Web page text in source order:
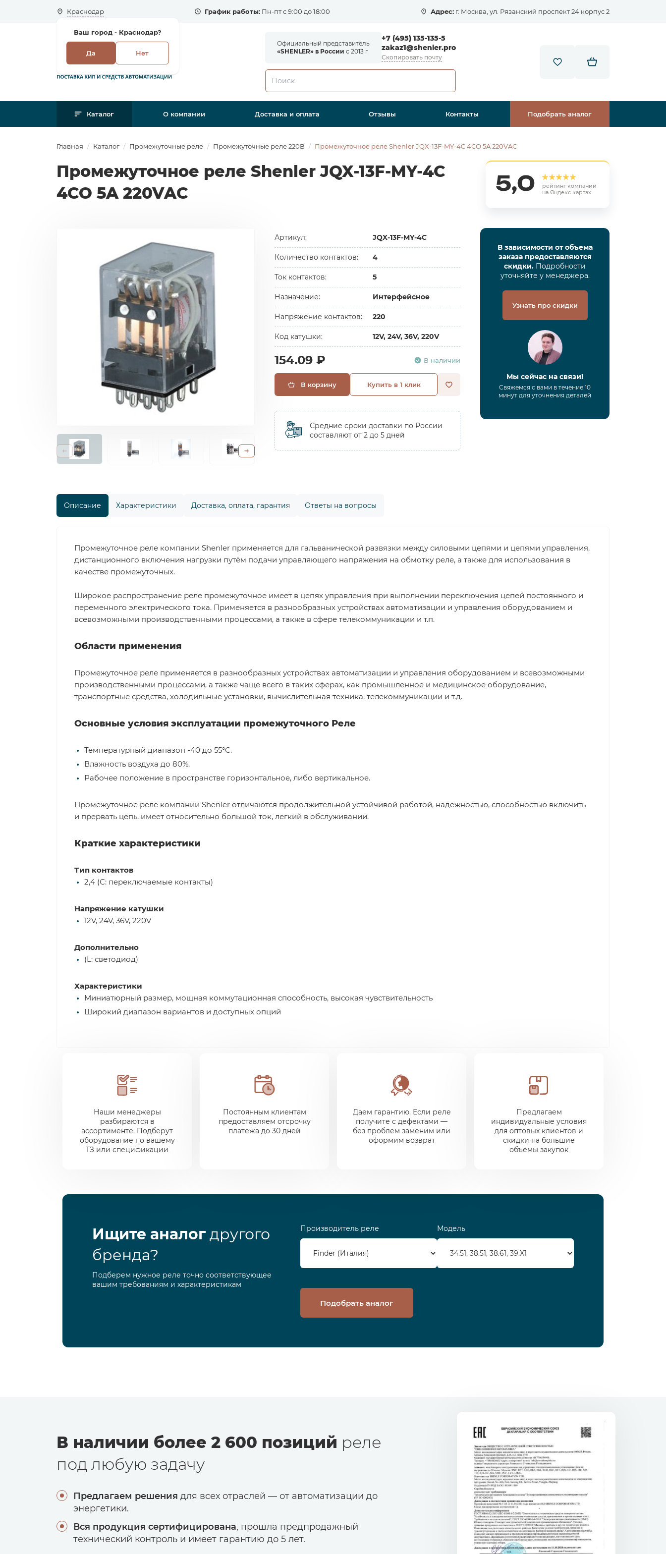
Краснодар
Ваш город - Краснодар?
Да Нет
График работы: Пн-пт с 9:00 до 18:00 Адрес: г. Москва, ул. Рязанский проспект 24 корпус 2
Официальный представитель
«SHENLER» в России с 2013 г
+7 (495) 135-135-5
zakaz1@shenler.pro
Скопировать почту
Каталог О компании Доставка и оплата Отзывы Контакты Подобрать аналог
Главная Каталог Промежуточные реле Промежуточные реле 220В Промежуточное реле Shenler JQX-13F-MY-4C 4СО 5A 220VAC
Промежуточное реле Shenler JQX-13F-MY-4C
4СО 5A 220VAC
5,0
рейтинг компании
на Яндекс картах
Артикул: JQX-13F-MY-4C
Количество контактов: 4
Ток контактов: 5
Назначение: Интерфейсное
Напряжение контактов: 220
Код катушки: 12V, 24V, 36V, 220V
154.09 ₽ В наличии
В корзину Купить в 1 клик
Средние сроки доставки по России
составляют от 2 до 5 дней
В зависимости от объема
заказа предоставляются
скидки. Подробности
уточняйте у менеджера.
Узнать про скидки
Мы сейчас на связи!
Свяжемся с вами в течение 10
минут для уточнения деталей
Описание Характеристики Доставка, оплата, гарантия Ответы на вопросы
Промежуточное реле компании Shenler применяется для гальванической развязки между силовыми цепями и цепями управления,
дистанционного включения нагрузки путём подачи управляющего напряжения на обмотку реле, а также для использования в
качестве промежуточных.
Широкое распространение реле промежуточное имеет в цепях управления при выполнении переключения цепей постоянного и
переменного электрического тока. Применяется в разнообразных устройствах автоматизации и управления оборудованием и
всевозможными производственными процессами, а также в сфере телекоммуникации и т.п.
Области применения
Промежуточное реле применяется в разнообразных устройствах автоматизации и управления оборудованием и всевозможными
производственными процессами, а также чаще всего в таких сферах, как промышленное и медицинское оборудование,
транспортные средства, холодильные установки, вычислительная техника, телекоммуникации и т.д.
Основные условия эксплуатации промежуточного Реле
Температурный диапазон -40 до 55°С.
Влажность воздуха до 80%.
Рабочее положение в пространстве горизонтальное, либо вертикальное.
Промежуточное реле компании Shenler отличаются продолжительной устойчивой работой, надежностью, способностью включить
и прервать цепь, имеет относительно большой ток, легкий в обслуживании.
Краткие характеристики
Тип контактов
2,4 (С: переключаемые контакты)
Напряжение катушки
12V, 24V, 36V, 220V
Дополнительно
(L: светодиод)
Характеристики
Миниатюрный размер, мощная коммутационная способность, высокая чувствительность
Широкий диапазон вариантов и доступных опций
Наши менеджеры
разбираются в
ассортименте. Подберут
оборудование по вашему
ТЗ или спецификации
Постоянным клиентам
предоставляем отсрочку
платежа до 30 дней
Даем гарантию. Если реле
получите с дефектами —
без проблем заменим или
оформим возврат
Предлагаем
индивидуальные условия
для оптовых клиентов и
скидки на большие
объемы закупок
Ищите аналогдругого
бренда?
Подберем нужное реле точно соответствующее
вашим требованиям и характеристикам
Производитель реле Модель
Подобрать аналог
В наличии более 2 600 позиций реле
под любую задачу
Предлагаем решения для всех отраслей — от автоматизации до
энергетики.
Вся продукция сертифицирована, прошла предпродажный
технический контроль и имеет гарантию до 5 лет.